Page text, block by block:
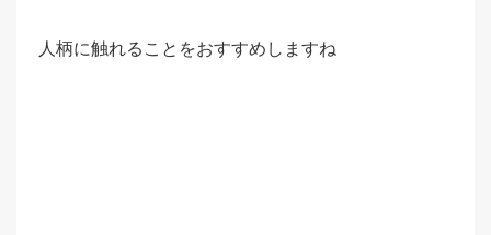
人柄に触れることをおすすめしますね